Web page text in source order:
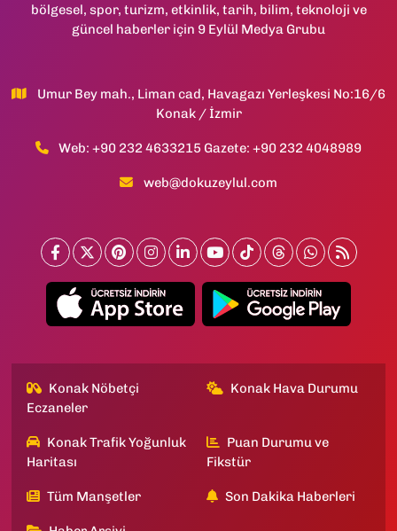
bölgesel, spor, turizm, etkinlik, tarih, bilim, teknoloji ve
güncel haberler için 9 Eylül Medya Grubu
Umur Bey mah., Liman cad, Havagazı Yerleşkesi No:16/6
Konak / İzmir
Web: +90 232 4633215 Gazete: +90 232 4048989
web@dokuzeylul.com
Konak Nöbetçi
Eczaneler
Konak Hava Durumu
Konak Trafik Yoğunluk
Haritası
Puan Durumu ve
Fikstür
Tüm Manşetler Son Dakika Haberleri